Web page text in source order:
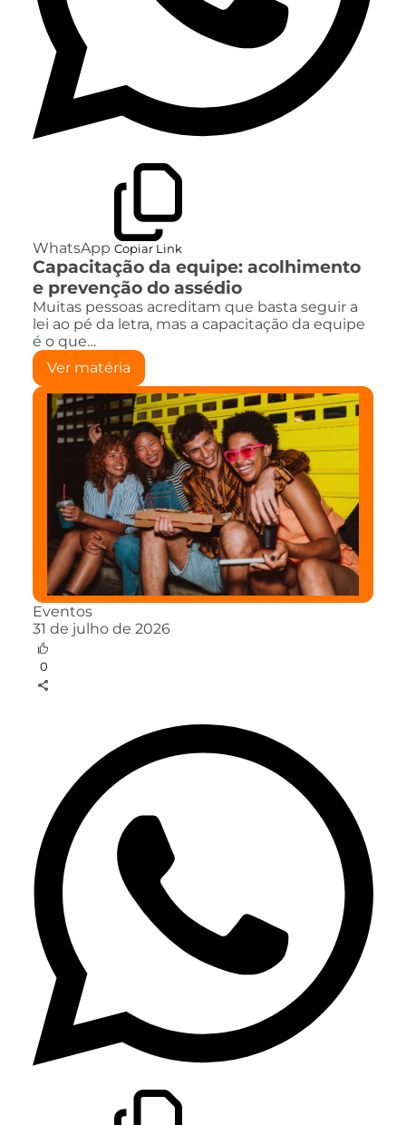
WhatsApp Copiar Link
Capacitação da equipe: acolhimento
e prevenção do assédio
Muitas pessoas acreditam que basta seguir a
lei ao pé da letra, mas a capacitação da equipe
é o que…
Ver matéria
Eventos
31 de julho de 2026
0